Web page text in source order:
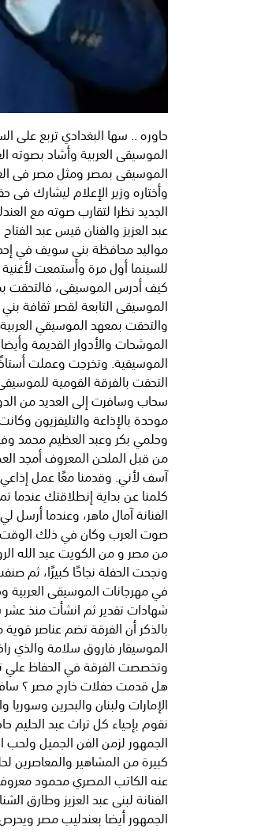
حاوره .. سها البغدادي تربع على
الموسيقى العربية وأشاد بصوته
الموسيقى بمصر ومثل مصر فى
وأختاره وزير الإعلام ليشارك
الجديد نظرا لتقارب صوته مع
عبد العزيز والفنان قيس عبد
للسينما أول مرة وأستمعت
كيف أدرس الموسيقى، فالتحقت
والتحقت بمعهد الموسيقي
الموشحات والأدوار القديمة
الموسيقية. وتخرجت وعملت
التحقت بالفرقة القومية
موحدة بالإذاعة والتليفزيون
من قبل الملحن المعروف أمجد
كلمنا عن بداية إنطلاقتك عندما
الفنانة آمال ماهر، وعندما
صوت العرب وكان في ذلك الوقت
من مصر و من الكويت عبد الله
ونجحت الحفلة نجاحًا كبيرًا، ثم
في مهرجانات الموسيقى
شهادات تقدير ثم انشأت منذ عشر
بالذكر أن الفرقة تضم عناصر
الموسيقار فاروق سلامة والذي
وتخصصت الفرقة في الحفاظ علي
الإمارات ولبنان والبحرين
نقوم بإحياء كل تراث عبد
الجمهور لزمن الفن الجميل
كبيرة من المشاهير والمعاصرين
عنه الكاتب المصري محمود معروف
الفنانة لبنى عبد العزيز وطارق
الجمهور أيضا بعندليب مصر